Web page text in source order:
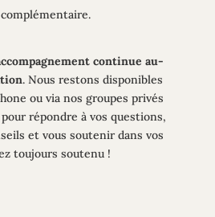
continue au-
. Nous restons disponibles
ou via nos groupes privés
pour répondre à vos questions,
et vous soutenir dans vos
toujours soutenu !